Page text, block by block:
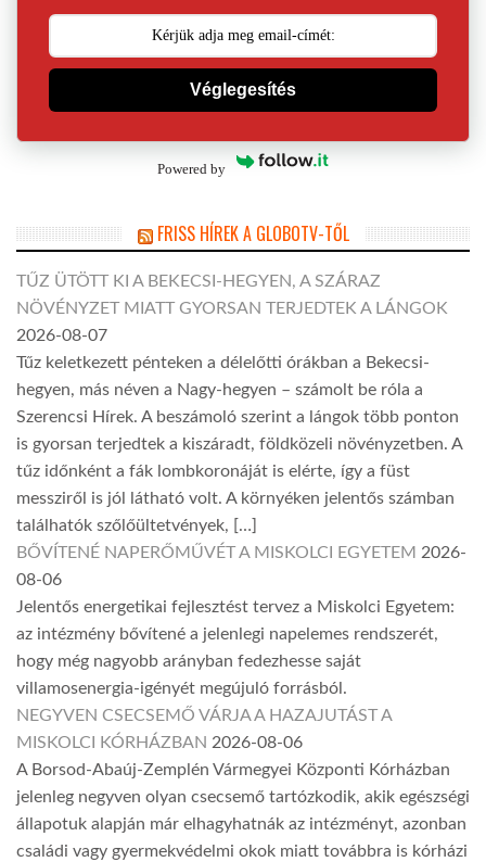
Véglegesítés
Powered by
FRISS HÍREK A GLOBOTV-TŐL
TŰZ ÜTÖTT KI A BEKECSI-HEGYEN, A SZÁRAZ
NÖVÉNYZET MIATT GYORSAN TERJEDTEK A LÁNGOK
2026-08-07
Tűz keletkezett pénteken a délelőtti órákban a Bekecsi-
hegyen, más néven a Nagy-hegyen – számolt be róla a
Szerencsi Hírek. A beszámoló szerint a lángok több ponton
is gyorsan terjedtek a kiszáradt, földközeli növényzetben. A
tűz időnként a fák lombkoronáját is elérte, így a füst
messziről is jól látható volt. A környéken jelentős számban
találhatók szőlőültetvények, […]
BŐVÍTENÉ NAPERŐMŰVÉT A MISKOLCI EGYETEM 2026-
08-06
Jelentős energetikai fejlesztést tervez a Miskolci Egyetem:
az intézmény bővítené a jelenlegi napelemes rendszerét,
hogy még nagyobb arányban fedezhesse saját
villamosenergia-igényét megújuló forrásból.
NEGYVEN CSECSEMŐ VÁRJA A HAZAJUTÁST A
MISKOLCI KÓRHÁZBAN 2026-08-06
A Borsod-Abaúj-Zemplén Vármegyei Központi Kórházban
jelenleg negyven olyan csecsemő tartózkodik, akik egészségi
állapotuk alapján már elhagyhatnák az intézményt, azonban
családi vagy gyermekvédelmi okok miatt továbbra is kórházi